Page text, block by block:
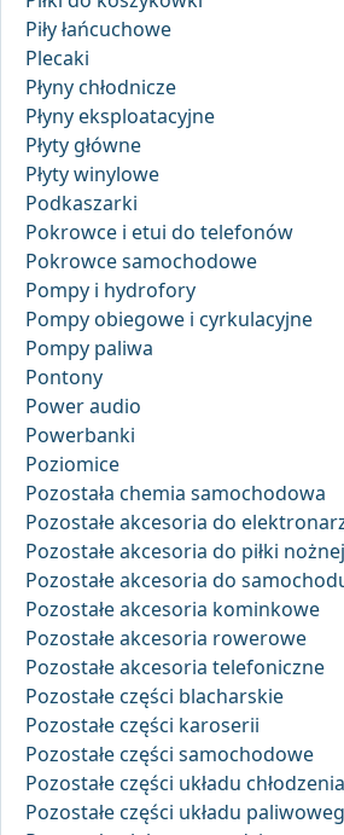
Piły łańcuchowe
Plecaki
Płyny chłodnicze
Płyny eksploatacyjne
Płyty główne
Płyty winylowe
Podkaszarki
Pokrowce i etui do telefonów
Pokrowce samochodowe
Pompy i hydrofory
Pompy obiegowe i cyrkulacyjne
Pompy paliwa
Pontony
Power audio
Powerbanki
Poziomice
Pozostała chemia samochodowa
Pozostałe akcesoria do
Pozostałe akcesoria do piłki nożnej
Pozostałe akcesoria do
Pozostałe akcesoria kominkowe
Pozostałe akcesoria rowerowe
Pozostałe akcesoria telefoniczne
Pozostałe części blacharskie
Pozostałe części karoserii
Pozostałe części samochodowe
Pozostałe części układu chłodzenia
Pozostałe części układu